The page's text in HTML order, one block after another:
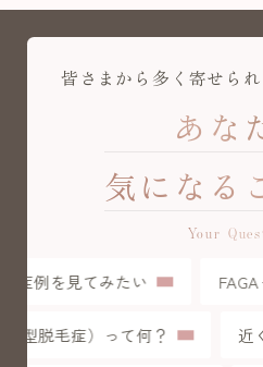
皆さまから多く寄せら
あな
気になる
Your
症例を見てみたい
性型脱毛症）って何？